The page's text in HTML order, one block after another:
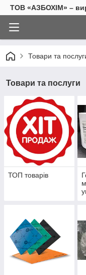
ТОВ «АЗБОХІМ» –
Товари та
Товари та послуги
ТОП товарів